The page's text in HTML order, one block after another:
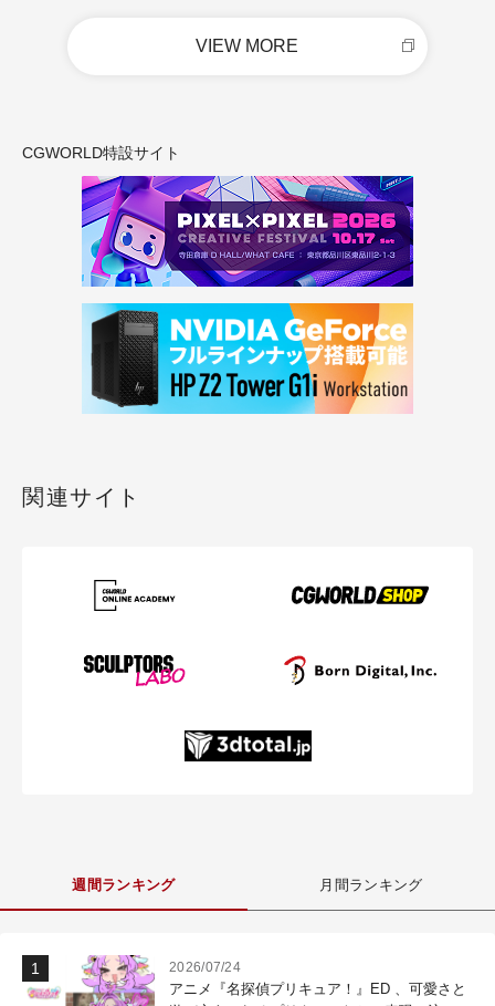
VIEW MORE
CGWORLD特設サイト
関連サイト
週間ランキング 月間ランキング
2026/07/24
アニメ『名探偵プリキュア！』ED 、可愛さと